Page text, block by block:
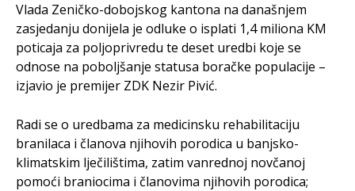
Vlada Zeničko-dobojskog kantona na današnjem
zasjedanju donijela je odluke o isplati 1,4 miliona KM
poticaja za poljoprivredu te deset uredbi koje se
odnose na poboljšanje statusa boračke populacije –
izjavio je premijer ZDK Nezir Pivić.
Radi se o uredbama za medicinsku rehabilitaciju
branilaca i članova njihovih porodica u banjsko-
klimatskim lječilištima, zatim vanrednoj novčanoj
pomoći braniocima i članovima njihovih porodica;